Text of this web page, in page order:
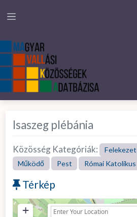
Isaszeg plébánia
Közösség Kategóriák: Felekezet
Működő
Pest Római Katolikus
Térkép
+